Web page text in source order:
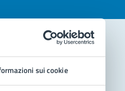
sui cookie